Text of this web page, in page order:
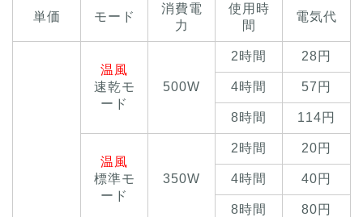
単価 モード
消費電
力
使用時
間
電気代
温風
速乾モ
ード
500W
2時間 28円
4時間 57円
8時間 114円
温風
標準モ
ード
350W
2時間 20円
4時間 40円
8時間 80円